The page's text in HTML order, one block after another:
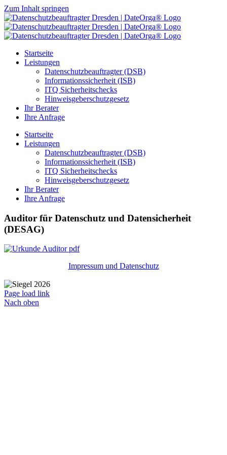
Zum Inhalt springen
Startseite
Leistungen
Datenschutzbeauftragter (DSB)
Informationssicherheit (ISB)
ITQ Sicherheitschecks
Hinweisgeberschutzgesetz
Ihr Berater
Ihre Anfrage
Startseite
Leistungen
Datenschutzbeauftragter (DSB)
Informationssicherheit (ISB)
ITQ Sicherheitschecks
Hinweisgeberschutzgesetz
Ihr Berater
Ihre Anfrage
Auditor für Datenschutz und Datensicherheit
(DESAG)
Impressum und Datenschutz
Page load link
Nach oben